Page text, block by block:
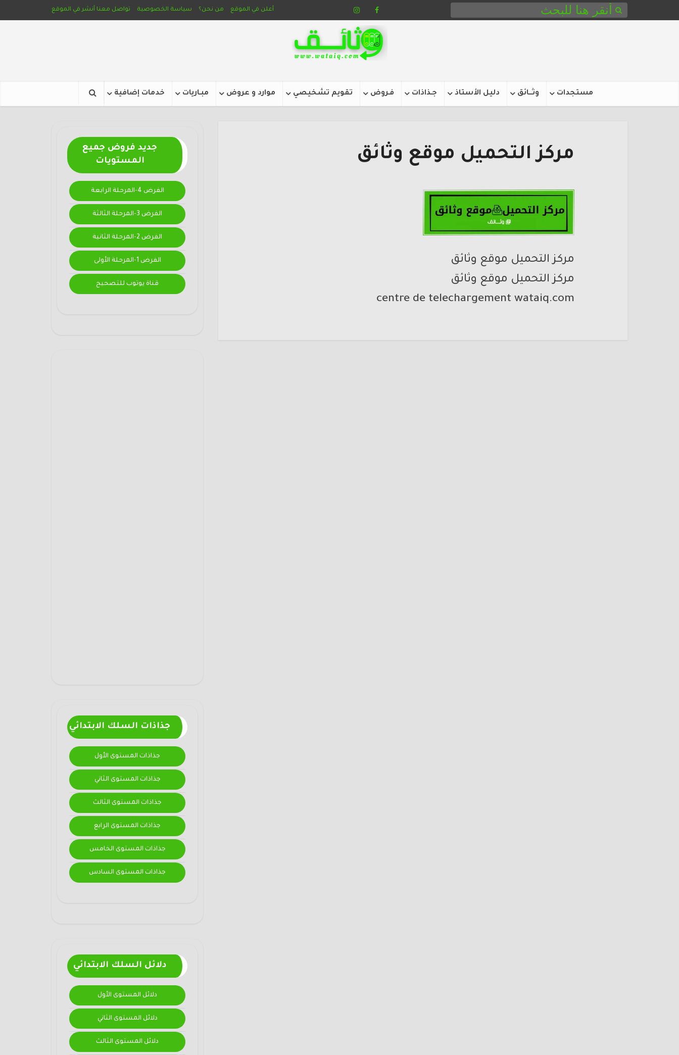
أعلن في الموقع من نحن؟ سياسة الخصوصية تواصل معنا أنشر في الموقع
مستجدات وثـــائق دليل الأستاذ جـذاذات فـروض تقويم تشخيصي موارد و عروض مبـاريات خدمات إضافية
جديد فروض جميع
المستويات
الفرض 4-المرحلة الرابعة
الفرض 3-المرحلة الثالثة
الفرض 2-المرحلة الثانية
الفرض 1-المرحلة الأولى
قناة يوتوب للتصحيح
جذاذات السلك الابتدائي
جذاذات المستوى الأول
جذاذات المستوى الثاني
جذاذات المستوى الثالث
جذاذات المستوى الرابع
جذاذات المستوى الخامس
جذاذات المستوى السادس
دلائل السلك الابتدائي
دلائل المستوى الأول
دلائل المستوى الثاني
دلائل المستوى الثالث
مركز التحميل موقع وثائق
مركز التحميل موقع وثائق
مركز التحميل موقع وثائق
centre de telechargement wataiq.com